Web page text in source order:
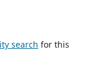
search for this